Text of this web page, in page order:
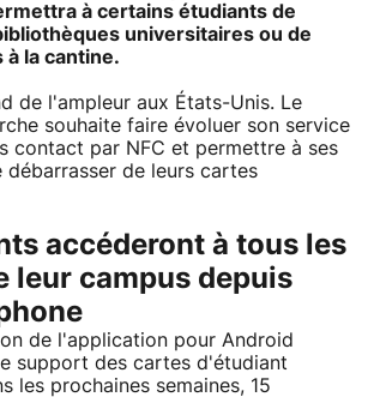
à certains étudiants de
universitaires ou de
à la cantine.
de l'ampleur aux États-Unis. Le
souhaite faire évoluer son service
contact par NFC et permettre à ses
débarrasser de leurs cartes
accéderont à tous les
leur campus depuis
de l'application pour Android
support des cartes d'étudiant
les prochaines semaines, 15